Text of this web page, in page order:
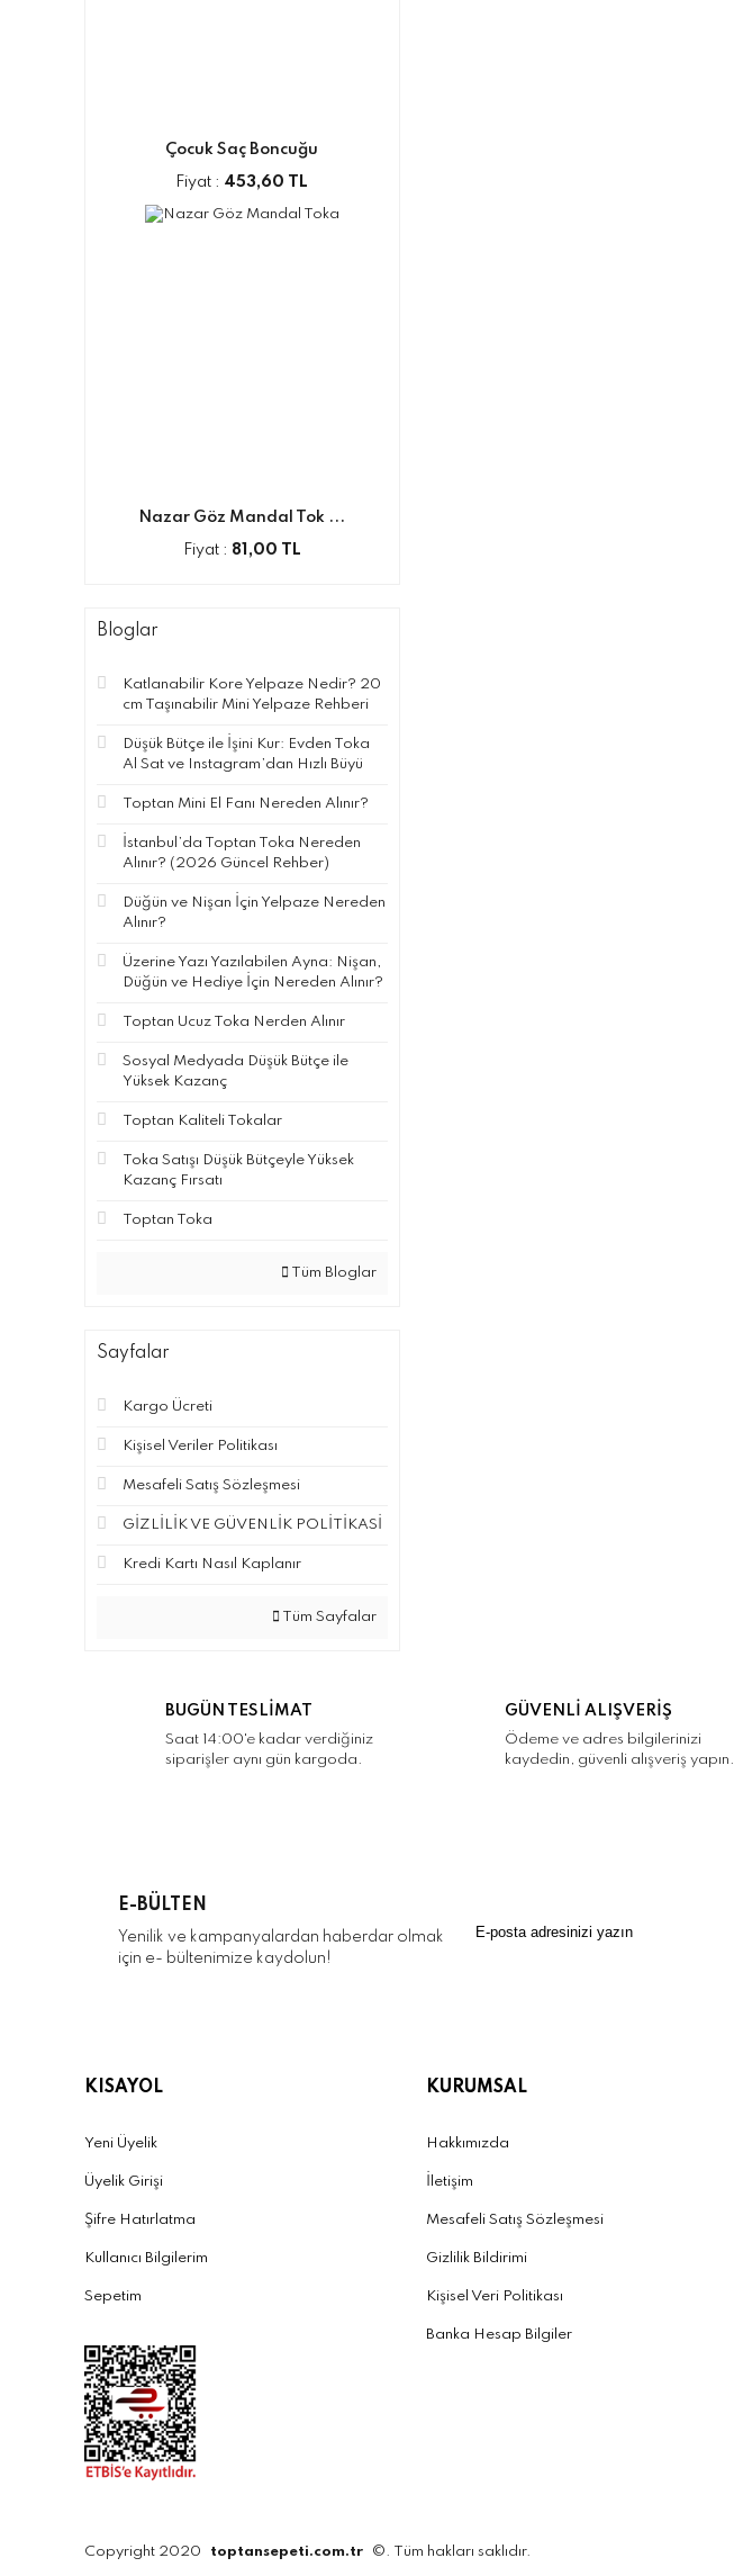
Çocuk Saç Boncuğu
Fiyat : 453,60 TL
Nazar Göz Mandal Tok ...
Fiyat : 81,00 TL
Bloglar
Katlanabilir Kore Yelpaze Nedir? 20
cm Taşınabilir Mini Yelpaze Rehberi
Düşük Bütçe ile İşini Kur: Evden Toka
Al Sat ve Instagram’dan Hızlı Büyü
Toptan Mini El Fanı Nereden Alınır?
İstanbul’da Toptan Toka Nereden
Alınır? (2026 Güncel Rehber)
Düğün ve Nişan İçin Yelpaze Nereden
Alınır?
Üzerine Yazı Yazılabilen Ayna: Nişan,
Düğün ve Hediye İçin Nereden Alınır?
Toptan Ucuz Toka Nerden Alınır
Sosyal Medyada Düşük Bütçe ile
Yüksek Kazanç
Toptan Kaliteli Tokalar
Toka Satışı Düşük Bütçeyle Yüksek
Kazanç Fırsatı
Toptan Toka
Tüm Bloglar
Sayfalar
Kargo Ücreti
Kişisel Veriler Politikası
Mesafeli Satış Sözleşmesi
GİZLİLİK VE GÜVENLİK POLİTİKASİ
Kredi Kartı Nasıl Kaplanır
Tüm Sayfalar
BUGÜN TESLİMAT
Saat 14:00'e kadar verdiğiniz
siparişler aynı gün kargoda.
GÜVENLİ ALIŞVERİŞ
Ödeme ve adres bilgilerinizi
kaydedin, güvenli alışveriş yapın.
E-BÜLTEN
Yenilik ve kampanyalardan haberdar olmak
için e- bültenimize kaydolun!
KISAYOL
Yeni Üyelik
Üyelik Girişi
Şifre Hatırlatma
Kullanıcı Bilgilerim
Sepetim
KURUMSAL
Hakkımızda
İletişim
Mesafeli Satış Sözleşmesi
Gizlilik Bildirimi
Kişisel Veri Politikası
Banka Hesap Bilgiler
Copyright 2020 toptansepeti.com.tr ©. Tüm hakları saklıdır.